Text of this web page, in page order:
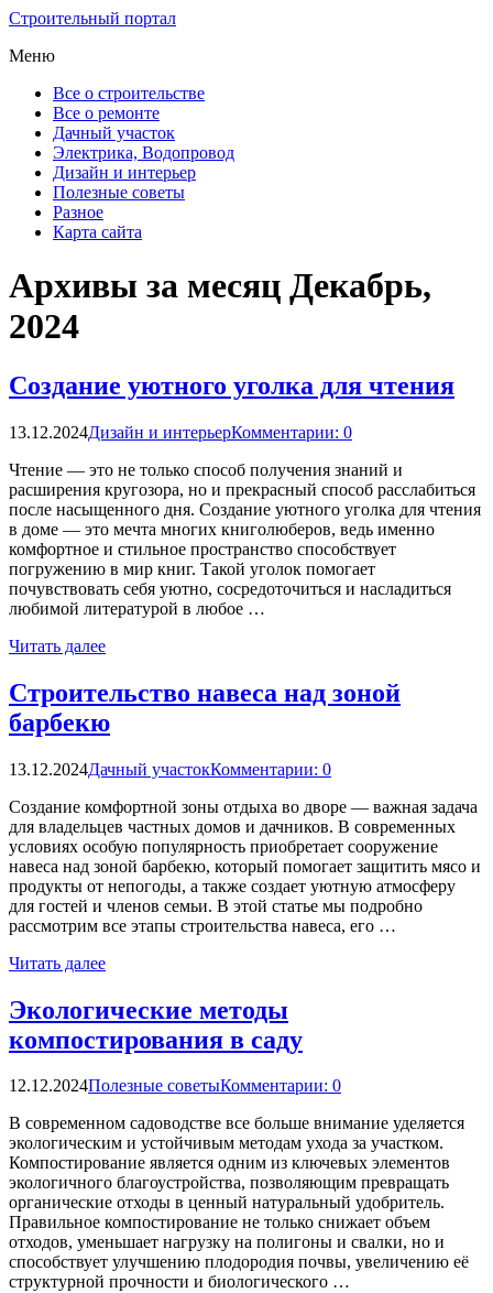
Строительный портал
Меню
Все о строительстве
Все о ремонте
Дачный участок
Электрика, Водопровод
Дизайн и интерьер
Полезные советы
Разное
Карта сайта
Архивы за месяц Декабрь,
2024
Создание уютного уголка для чтения
13.12.2024Дизайн и интерьерКомментарии: 0
Чтение — это не только способ получения знаний и
расширения кругозора, но и прекрасный способ расслабиться
после насыщенного дня. Создание уютного уголка для чтения
в доме — это мечта многих книголюберов, ведь именно
комфортное и стильное пространство способствует
погружению в мир книг. Такой уголок помогает
почувствовать себя уютно, сосредоточиться и насладиться
любимой литературой в любое …
Читать далее
Строительство навеса над зоной
барбекю
13.12.2024Дачный участокКомментарии: 0
Создание комфортной зоны отдыха во дворе — важная задача
для владельцев частных домов и дачников. В современных
условиях особую популярность приобретает сооружение
навеса над зоной барбекю, который помогает защитить мясо и
продукты от непогоды, а также создает уютную атмосферу
для гостей и членов семьи. В этой статье мы подробно
рассмотрим все этапы строительства навеса, его …
Читать далее
Экологические методы
компостирования в саду
12.12.2024Полезные советыКомментарии: 0
В современном садоводстве все больше внимание уделяется
экологическим и устойчивым методам ухода за участком.
Компостирование является одним из ключевых элементов
экологичного благоустройства, позволяющим превращать
органические отходы в ценный натуральный удобритель.
Правильное компостирование не только снижает объем
отходов, уменьшает нагрузку на полигоны и свалки, но и
способствует улучшению плодородия почвы, увеличению её
структурной прочности и биологического …